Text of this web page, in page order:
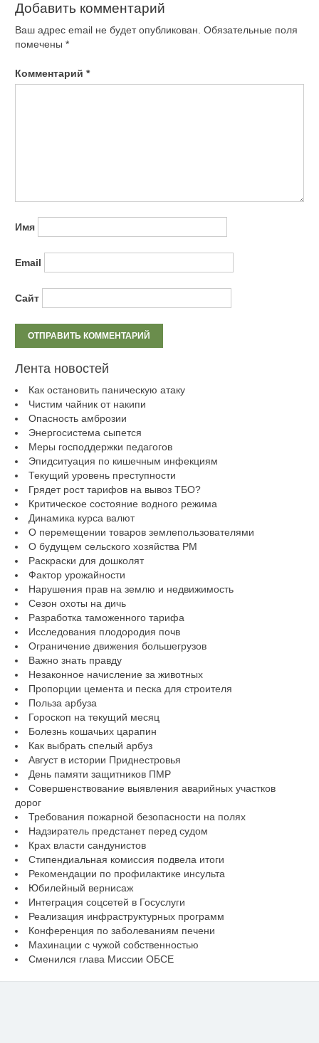
Добавить комментарий
Ваш адрес email не будет опубликован. Обязательные поля
помечены *
Комментарий *
Имя
Email
Сайт
Лента новостей
Как остановить паническую атаку
Чистим чайник от накипи
Опасность амброзии
Энергосистема сыпется
Меры господдержки педагогов
Эпидситуация по кишечным инфекциям
Текущий уровень преступности
Грядет рост тарифов на вывоз ТБО?
Критическое состояние водного режима
Динамика курса валют
О перемещении товаров землепользователями
О будущем сельского хозяйства РМ
Раскраски для дошколят
Фактор урожайности
Нарушения прав на землю и недвижимость
Сезон охоты на дичь
Разработка таможенного тарифа
Исследования плодородия почв
Ограничение движения большегрузов
Важно знать правду
Незаконное начисление за животных
Пропорции цемента и песка для строителя
Польза арбуза
Гороскоп на текущий месяц
Болезнь кошачьих царапин
Как выбрать спелый арбуз
Август в истории Приднестровья
День памяти защитников ПМР
Совершенствование выявления аварийных участков
дорог
Требования пожарной безопасности на полях
Надзиратель предстанет перед судом
Крах власти сандунистов
Стипендиальная комиссия подвела итоги
Рекомендации по профилактике инсульта
Юбилейный вернисаж
Интеграция соцсетей в Госуслуги
Реализация инфраструктурных программ
Конференция по заболеваниям печени
Махинации с чужой собственностью
Сменился глава Миссии ОБСЕ